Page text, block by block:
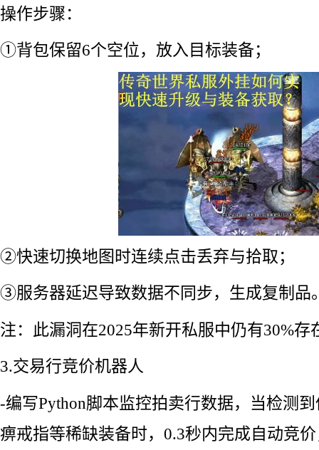
操作步骤：
①背包保留6个空位，放入目标装备；
②快速切换地图时连续点击丢弃与拾取；
③服务器延迟导致数据不同步，生成复制品
注：此漏洞在2025年新开私服中仍有30%存
3.交易行竞价机器人
-编写Python脚本监控拍卖行数据，当检测
痹戒指等稀缺装备时，0.3秒内完成自动竞